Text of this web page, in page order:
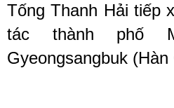
Tống Thanh Hải tiếp
tác thành phố
Gyeongsangbuk (Hàn